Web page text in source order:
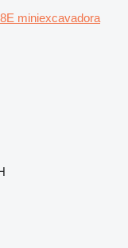
miniexcavadora